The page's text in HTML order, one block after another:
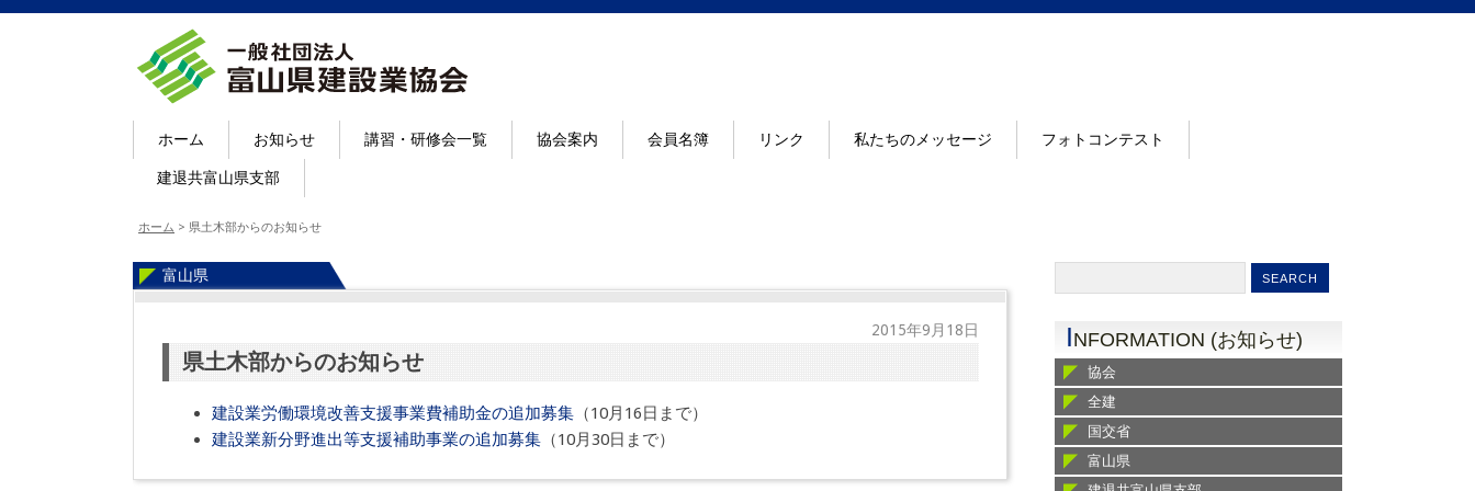
ホーム お知らせ 講習・研修会一覧 協会案内 会員名簿 リンク 私たちのメッセージ フォトコンテスト
建退共富山県支部
ホーム > 県土木部からのお知らせ
富山県
2015年9月18日
県土木部からのお知らせ
建設業労働環境改善支援事業費補助金の追加募集（10月16日まで）
建設業新分野進出等支援補助事業の追加募集（10月30日まで）
INFORMATION (お知らせ)
協会
全建
国交省
富山県